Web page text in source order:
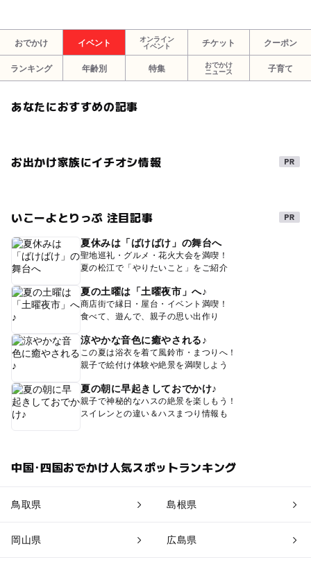
おでかけ イベント
オンライン
イベント
チケット クーポン
ランキング 年齢別 特集
おでかけ
ニュース
子育て
あなたにおすすめの記事
お出かけ家族にイチオシ情報
いこーよとりっぷ 注目記事
夏休みは「ばけばけ」の舞台へ
聖地巡礼・グルメ・花火大会を満喫！
夏の松江で「やりたいこと」をご紹介
夏の土曜は「土曜夜市」へ♪
商店街で縁日・屋台・イベント満喫！
食べて、遊んで、親子の思い出作り
涼やかな音色に癒やされる♪
この夏は浴衣を着て風鈴市・まつりへ！
親子で絵付け体験や絶景を満喫しよう
夏の朝に早起きしておでかけ♪
親子で神秘的なハスの絶景を楽しもう！
スイレンとの違い＆ハスまつり情報も
中国･四国おでかけ人気スポットランキング
鳥取県 島根県
岡山県 広島県